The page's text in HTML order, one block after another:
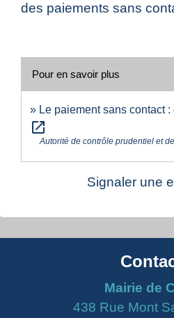
des paiements sans
Pour en savoir plus
Le paiement sans contact
open_in_new
Autorité de contrôle prudentiel et
Signaler une
Mairie de
438 Rue Mont